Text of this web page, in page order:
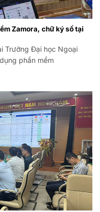
Zamora, chữ ký số tại
Trường Đại học Ngoại
phần mềm